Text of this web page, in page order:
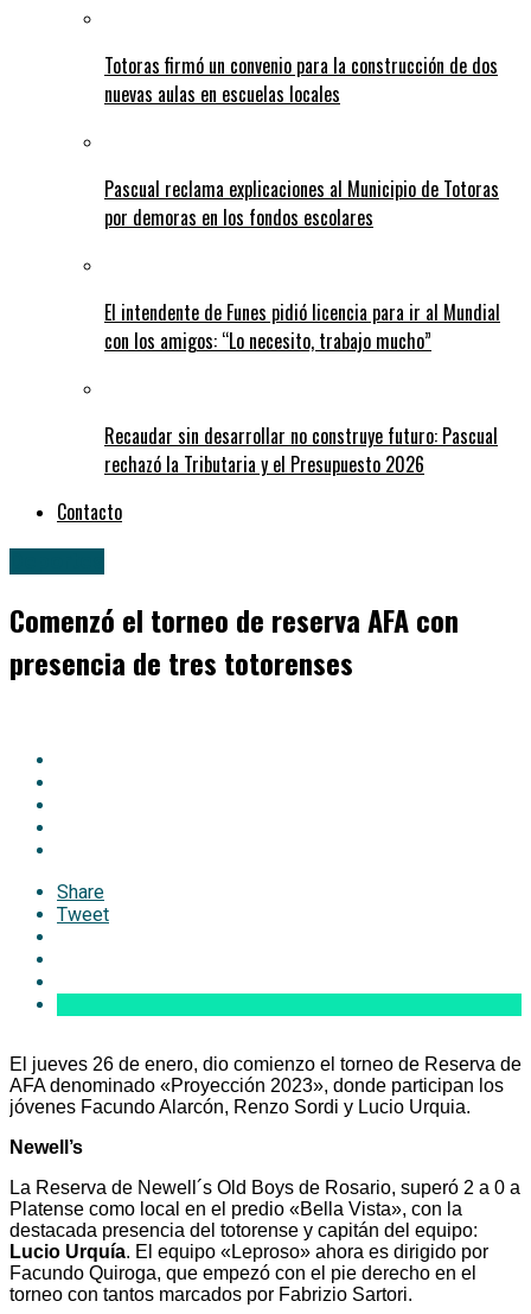
Totoras firmó un convenio para la construcción de dos
nuevas aulas en escuelas locales
Pascual reclama explicaciones al Municipio de Totoras
por demoras en los fondos escolares
El intendente de Funes pidió licencia para ir al Mundial
con los amigos: “Lo necesito, trabajo mucho”
Recaudar sin desarrollar no construye futuro: Pascual
rechazó la Tributaria y el Presupuesto 2026
Contacto
Comenzó el torneo de reserva AFA con
presencia de tres totorenses
Share
Tweet
El jueves 26 de enero, dio comienzo el torneo de Reserva de
AFA denominado «Proyección 2023», donde participan los
jóvenes Facundo Alarcón, Renzo Sordi y Lucio Urquia.
Newell’s
La Reserva de Newell´s Old Boys de Rosario, superó 2 a 0 a
Platense como local en el predio «Bella Vista», con la
destacada presencia del totorense y capitán del equipo:
Lucio Urquía. El equipo «Leproso» ahora es dirigido por
Facundo Quiroga, que empezó con el pie derecho en el
torneo con tantos marcados por Fabrizio Sartori.